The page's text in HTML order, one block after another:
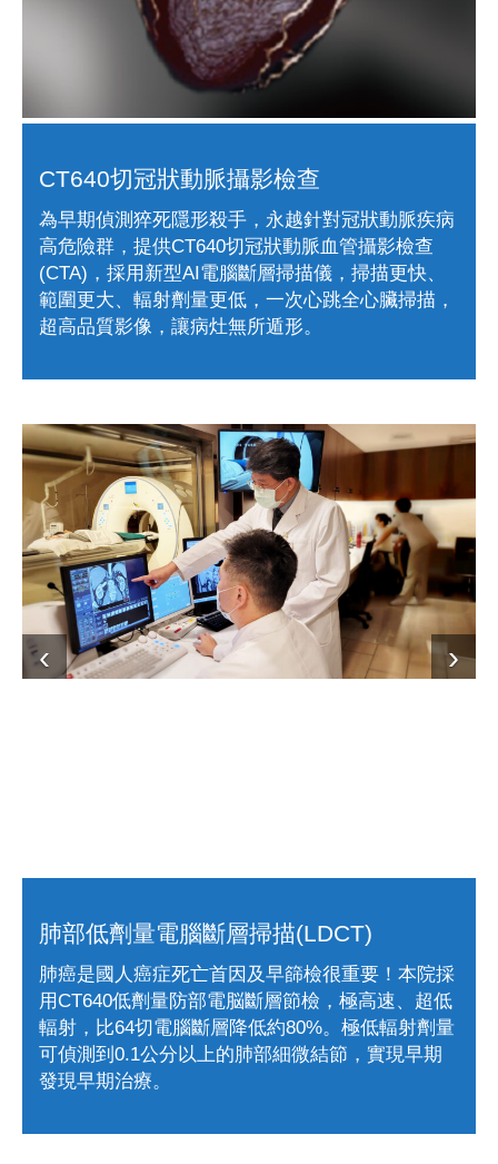
CT640切冠狀動脈攝影檢查
為早期偵測猝死隱形殺手，永越針對冠狀動脈疾病
高危險群，提供CT640切冠狀動脈血管攝影檢查
(CTA)，採用新型AI電腦斷層掃描儀，掃描更快、
範圍更大、輻射劑量更低，一次心跳全心臟掃描，
超高品質影像，讓病灶無所遁形。
肺部低劑量電腦斷層掃描(LDCT)
肺癌是國人癌症死亡首因及早篩檢很重要！本院採
用CT640低劑量防部電脳斷層節檢，極高速、超低
輻射，比64切電腦斷層降低約80%。極低輻射劑量
可偵測到0.1公分以上的肺部細微結節，實現早期
發現早期治療。